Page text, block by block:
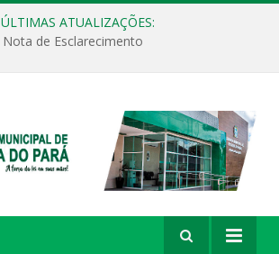
ÚLTIMAS ATUALIZAÇÕES:
Nota de Esclarecimento